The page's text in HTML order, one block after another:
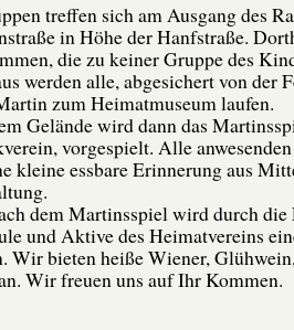
treffen sich am Ausgang des
in Höhe der Hanfstraße.
die zu keiner Gruppe des
werden alle, abgesichert von der
zum Heimatmuseum laufen.
Gelände wird dann das
vorgespielt. Alle
kleine essbare Erinnerung aus
dem Martinsspiel wird durch die
und Aktive des Heimatvereins
Wir bieten heiße Wiener,
Wir freuen uns auf Ihr Kommen.